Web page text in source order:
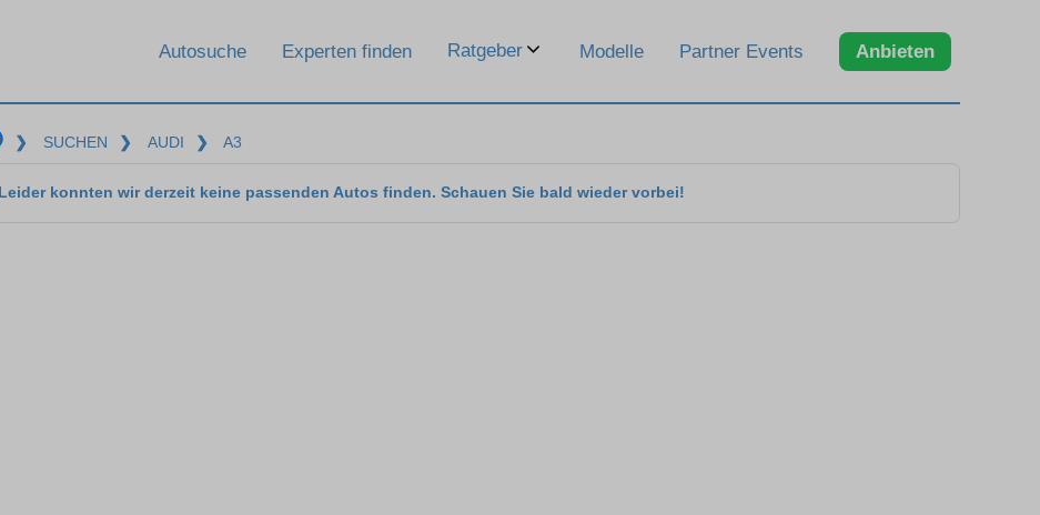
Autosuche Experten finden Ratgeber Modelle Partner Events Anbieten
❯ SUCHEN ❯ AUDI ❯ A3
Leider konnten wir derzeit keine passenden Autos finden. Schauen Sie bald wieder vorbei!